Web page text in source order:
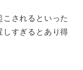
されるといった
しすぎるとあり得